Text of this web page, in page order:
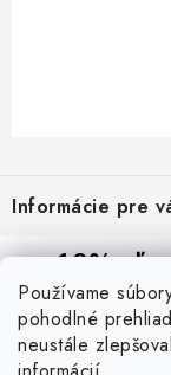
Používame
pohodlné
neustále
p
ä
Informácie pre
Reklamácie a
Obchodné
Podmienky ochrany
Blog
10%
Prihláste sa a